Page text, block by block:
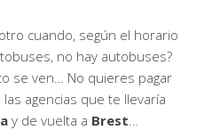
cuando, según el horario
no hay autobuses?
se ven… No quieres pagar
agencias que te llevaría
y de vuelta a Brest…